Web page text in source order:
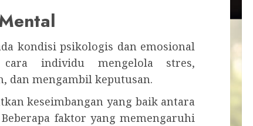
kondisi psikologis dan emosional
individu mengelola stres,
dan mengambil keputusan.
keseimbangan yang baik antara
faktor yang memengaruhi